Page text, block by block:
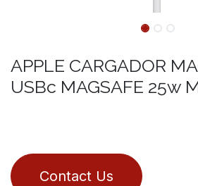
APPLE CARGADOR
USBc MAGSAFE 25w
Contact Us